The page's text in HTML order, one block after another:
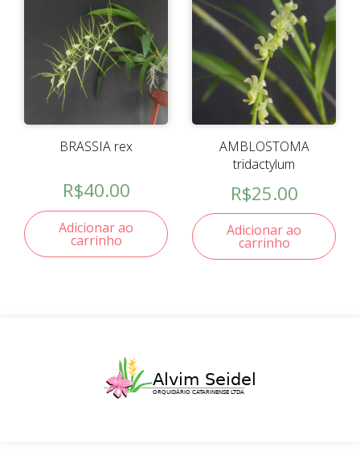
BRASSIA rex
R$40.00
Adicionar ao
carrinho
AMBLOSTOMA
tridactylum
R$25.00
Adicionar ao
carrinho